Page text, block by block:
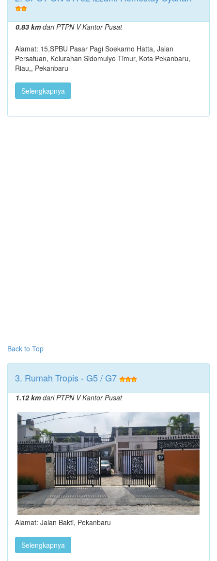
0.83 kmdari PTPN V Kantor Pusat
Alamat: 15,SPBU Pasar Pagi Soekarno Hatta, Jalan
Persatuan, Kelurahan Sidomulyo Timur, Kota Pekanbaru,
Riau,, Pekanbaru
Selengkapnya
Back to Top
3. Rumah Tropis - G5 / G7
1.12 kmdari PTPN V Kantor Pusat
Alamat: Jalan Bakti, Pekanbaru
Selengkapnya